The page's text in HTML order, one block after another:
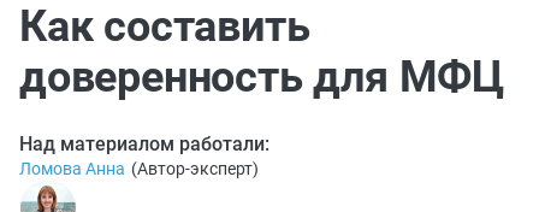
банковской гарантией
Как составить
доверенность для МФЦ
Над материалом работали:
Ломова Анна (Автор-эксперт)